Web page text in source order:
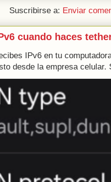
Suscribirse a: Enviar
cuando haces
IPv6 en tu
desde la empresa